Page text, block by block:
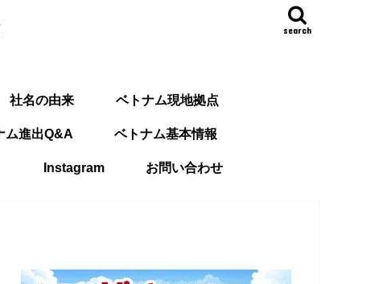
search
社名の由来 ベトナム現地拠点
ム進出Q&A ベトナム基本情報
Instagram お問い合わせ